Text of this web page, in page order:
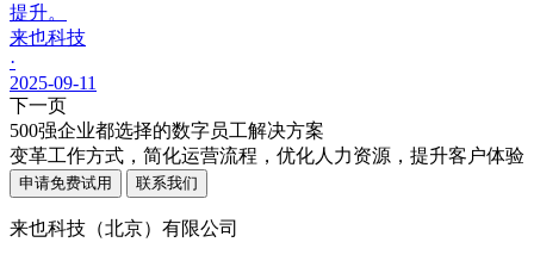
提升。
来也科技
·
2025-09-11
下一页
500强企业都选择的数字员工解决方案
变革工作方式，简化运营流程，优化人力资源，提升客户体验
申请免费试用 联系我们
来也科技（北京）有限公司